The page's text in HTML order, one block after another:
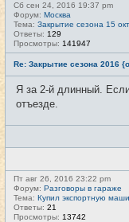
Сб сен 24, 2016 19:37 pm
Форум: Москва
Тема: Закрытие сезона 15
Ответы: 129
Просмотры: 141947
Re: Закрытие сезона 2016
Я за 2-й длинный.
отъезде.
Пт авг 26, 2016 23:22 pm
Форум: Разговоры в гараже
Тема: Купил экспортную
Ответы: 21
Просмотры: 13742